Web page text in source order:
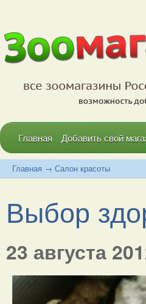
Главная Добавить свой
Главная → Салон красоты
Выбор
23 августа